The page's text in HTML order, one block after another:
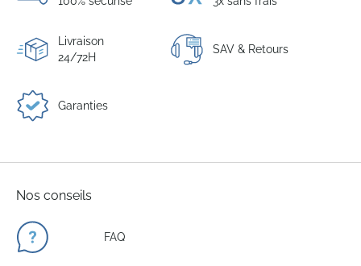
Livraison
24/72H
SAV & Retours
Garanties
Nos conseils
FAQ